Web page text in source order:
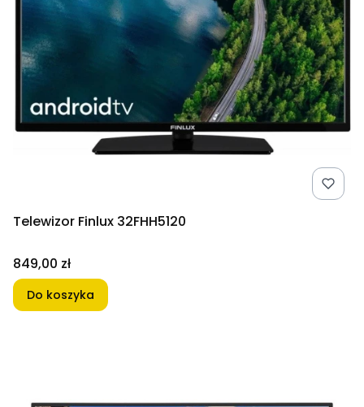
Telewizor Finlux 32FHH5120
Cena
849,00 zł
Do koszyka